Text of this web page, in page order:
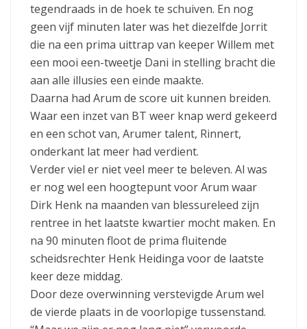
tegendraads in de hoek te schuiven. En nog
geen vijf minuten later was het diezelfde Jorrit
die na een prima uittrap van keeper Willem met
een mooi een-tweetje Dani in stelling bracht die
aan alle illusies een einde maakte.
Daarna had Arum de score uit kunnen breiden.
Waar een inzet van BT weer knap werd gekeerd
en een schot van, Arumer talent, Rinnert,
onderkant lat meer had verdient.
Verder viel er niet veel meer te beleven. Al was
er nog wel een hoogtepunt voor Arum waar
Dirk Henk na maanden van blessureleed zijn
rentree in het laatste kwartier mocht maken. En
na 90 minuten floot de prima fluitende
scheidsrechter Henk Heidinga voor de laatste
keer deze middag.
Door deze overwinning verstevigde Arum wel
de vierde plaats in de voorlopige tussenstand.